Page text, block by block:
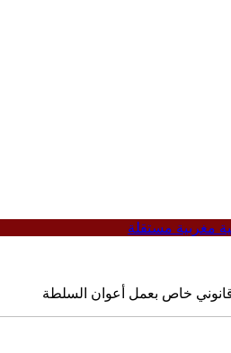
خاص بعمل أعوان السلطة